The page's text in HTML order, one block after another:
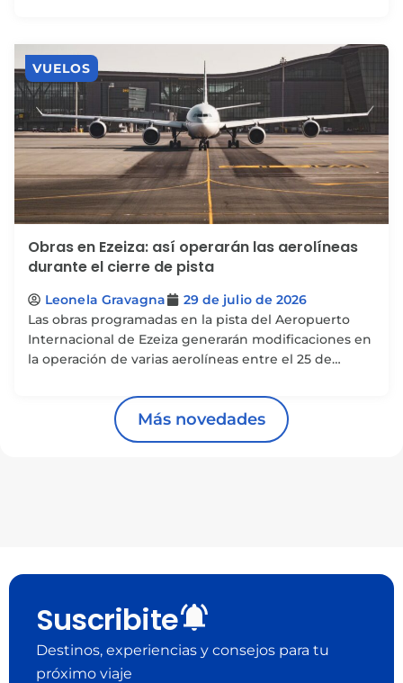
VUELOS
Obras en Ezeiza: así operarán las aerolíneas
durante el cierre de pista
Leonela Gravagna
29 de julio de 2026
Las obras programadas en la pista del Aeropuerto
Internacional de Ezeiza generarán modificaciones en
la operación de varias aerolíneas entre el 25 de
Más novedades
Suscribite
Destinos, experiencias y consejos para tu
próximo viaje